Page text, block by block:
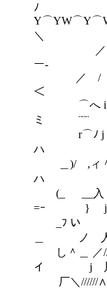
ﾉ
＼
／ /;;;;;;;'
ー-
／ /「
＜ ＿
⌒へ i
ミ
r⌒ﾉ j ＿
ハ
＿)/ ,ィ
ハ
(_ __入
=ｰ
_ﾌ い
＿ ノ
し＾＿ ／
イ j
厂＼//////∧